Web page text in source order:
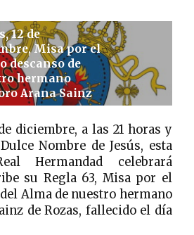
12 de
Misa por el
descanso de
hermano
Arana Sainz
diciembre, a las 21 horas y
Nombre de Jesús, esta
Hermandad celebrará
su Regla 63, Misa por el
Alma de nuestro hermano
de Rozas, fallecido el día